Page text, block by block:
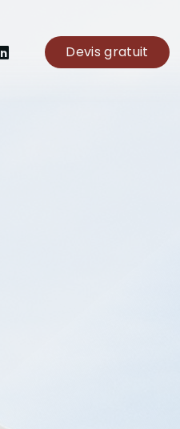
Devis gratuit